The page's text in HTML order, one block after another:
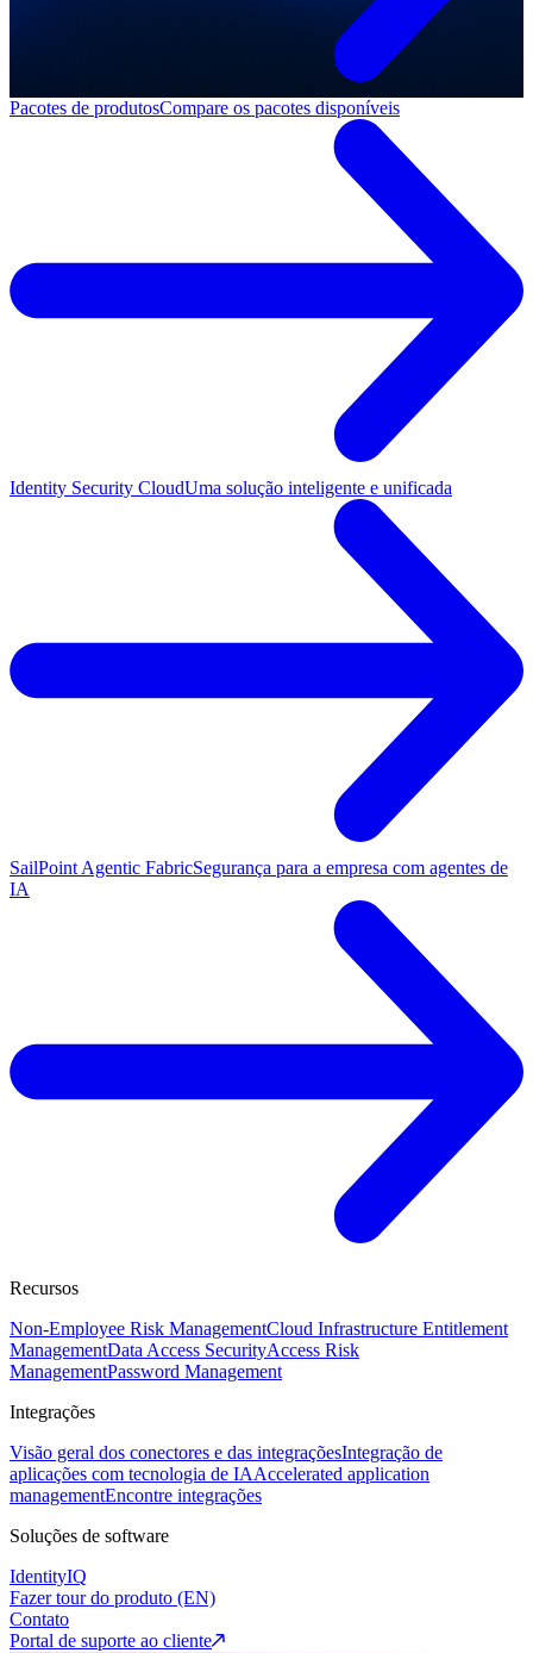
Pacotes de produtosCompare os pacotes disponíveis
Identity Security CloudUma solução inteligente e unificada
SailPoint Agentic FabricSegurança para a empresa com agentes de
IA
Recursos
Non-Employee Risk ManagementCloud Infrastructure Entitlement
ManagementData Access SecurityAccess Risk
ManagementPassword Management
Integrações
Visão geral dos conectores e das integraçõesIntegração de
aplicações com tecnologia de IAAccelerated application
managementEncontre integrações
Soluções de software
IdentityIQ
Fazer tour do produto (EN)
Contato
Portal de suporte ao cliente